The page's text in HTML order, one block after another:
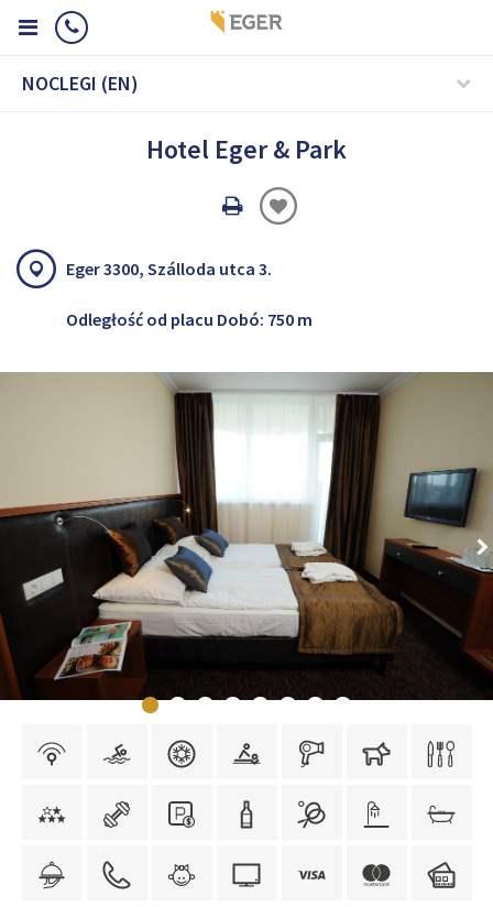
NOCLEGI (EN)
Hotel Eger & Park
Oldal
Eger 3300, Szálloda utca 3.
Odległość od placu Dobó: 750 m